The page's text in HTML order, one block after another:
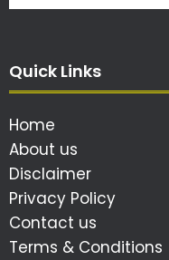
Quick Links
Home
About us
Disclaimer
Privacy Policy
Contact us
Terms & Conditions